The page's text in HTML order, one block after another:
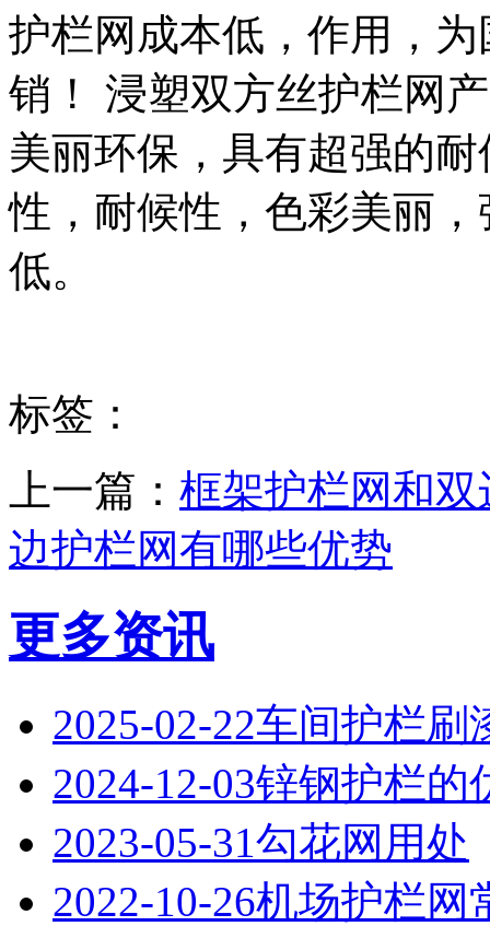
护栏网成本低，作用，
销！ 浸塑双方丝护栏网
美丽环保，具有超强的
性，耐候性，色彩美丽
低。
标签：
上一篇： 框架护栏网和
边护栏网有哪些优势
更多资讯
2025-02-22车间护栏刷
2024-12-03锌钢护栏的
2023-05-31勾花网用处
2022-10-26机场护栏网